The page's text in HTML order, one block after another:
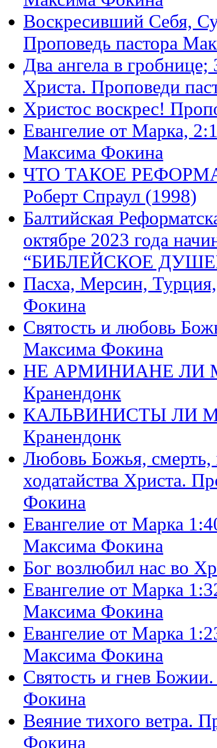
Воскресивший Себя,
Проповедь пастора
Два ангела в
Христа. Проповеди
Христос воскрес!
Евангелие от Марка,
Максима Фокина
ЧТО ТАКОЕ
Роберт Спраул (1998)
Балтийская
октябре 2023 года
“БИБЛЕЙСКОЕ
Пасха, Мерсин,
Фокина
Святость и любовь
Максима Фокина
НЕ АРМИНИАНЕ ЛИ
Кранендонк
КАЛЬВИНИСТЫ ЛИ
Кранендонк
Любовь Божья, смерть,
ходатайства Христа.
Фокина
Евангелие от Марка
Максима Фокина
Бог возлюбил нас во
Евангелие от Марка
Максима Фокина
Евангелие от Марка
Максима Фокина
Святость и гнев
Фокина
Веяние тихого ветра.
Фокина